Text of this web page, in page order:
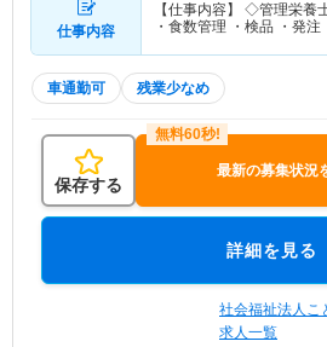
仕事内容
【仕事内容】 ◇管理栄養
・食数管理 ・検品 ・発
車通勤可 残業少なめ
保存する
最新の募集状況
詳細を見る
社会福祉法人
求人一覧